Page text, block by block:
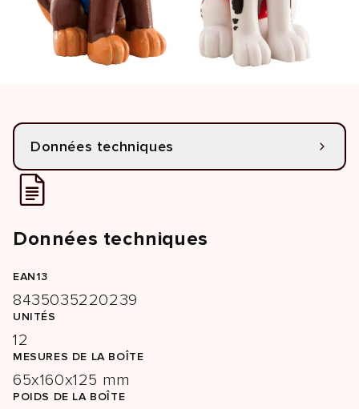
Données techniques
Données techniques
EAN13
8435035220239
UNITÉS
12
MESURES DE LA BOÎTE
65x160x125 mm
POIDS DE LA BOÎTE